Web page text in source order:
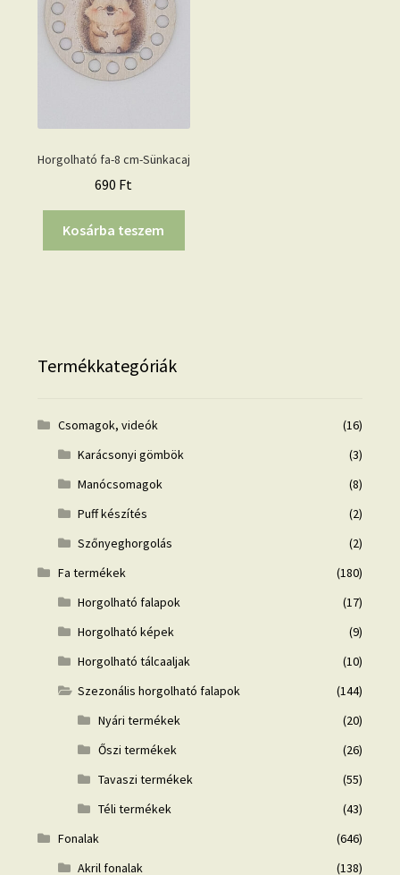
Horgolható fa-8 cm-Sünkacaj
690 Ft
Kosárba teszem
Termékkategóriák
Csomagok, videók
(16)
Karácsonyi gömbök
(3)
Manócsomagok
(8)
Puff készítés
(2)
Szőnyeghorgolás
(2)
Fa termékek
(180)
Horgolható falapok
(17)
Horgolható képek
(9)
Horgolható tálcaaljak
(10)
Szezonális horgolható falapok
(144)
Nyári termékek
(20)
Őszi termékek
(26)
Tavaszi termékek
(55)
Téli termékek
(43)
Fonalak
(646)
Akril fonalak
(138)